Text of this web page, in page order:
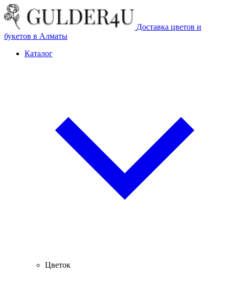
Доставка цветов и
букетов в Алматы
Каталог
Цветок